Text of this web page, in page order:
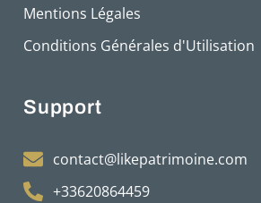
Mentions Légales
Conditions Générales d'Utilisation
Support
contact@likepatrimoine.com
+33620864459